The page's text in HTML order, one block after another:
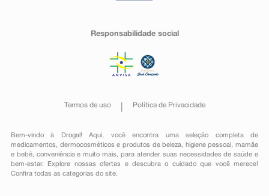
Responsabilidade social
Termos de uso Política de Privacidade
Bem-vindo à Drogal! Aqui, você encontra uma seleção completa de
medicamentos , dermocosméticos e produtos de beleza, higiene pessoal ,mamãe
e bebê, conveniênciae muito mais, para atender suas necessidades de saúde e
bem-estar. Explore nossas ofertas e descubra o cuidado que você merece!
Confira todas as categorias do site.